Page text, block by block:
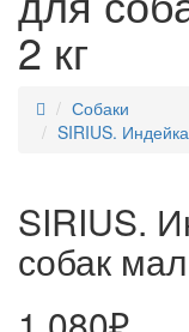
2 кг
Собаки
SIRIUS.
SIRIUS.
собак